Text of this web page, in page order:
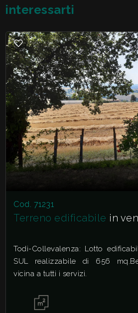
interessarti
Cod. 71231
Terreno edificabile in
Todi-Collevalenza: Lotto
SUL realizzabile di 656
vicina a tutti i servizi.
3
4
5
5+
Altre
-
multiscelta
Giardino
Posto auto/Box
Balcone/Terrazzo